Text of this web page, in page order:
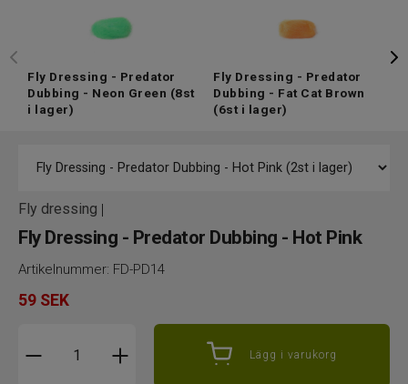
Fly Dressing - Predator
Dubbing - Neon Green (8st
i lager)
Fly Dressing - Predator
Dubbing - Fat Cat Brown
(6st i lager)
Fly dressing |
Fly Dressing - Predator Dubbing - Hot Pink
Artikelnummer: FD-PD14
59 SEK
Lägg i varukorg